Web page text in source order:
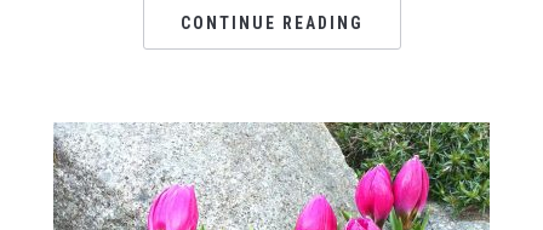
CONTINUE READING